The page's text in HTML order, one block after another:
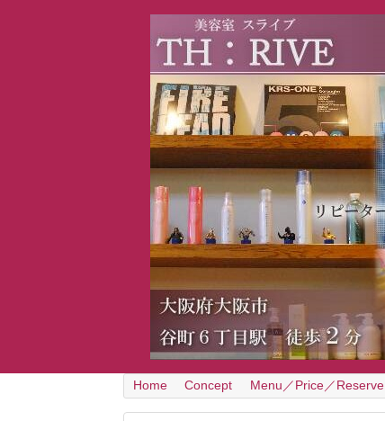
Home Concept Menu／Price／Reserve